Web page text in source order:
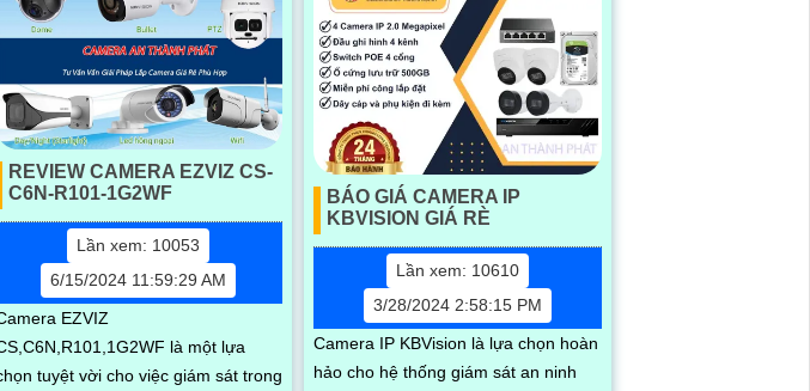
REVIEW CAMERA EZVIZ CS-
C6N-R101-1G2WF
Lần xem: 10053
6/15/2024 11:59:29 AM
EZVIZ
là một lựa
tuyệt vời cho việc giám sát trong
BÁO GIÁ CAMERA IP
KBVISION GIÁ RÈ
Lần xem: 10610
3/28/2024 2:58:15 PM
Camera IP KBVision là lựa chọn hoàn
hảo cho hệ thống giám sát an ninh